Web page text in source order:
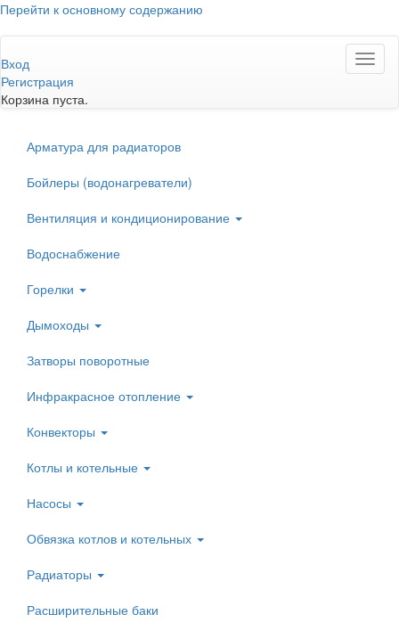
Перейти к основному содержанию
Вход
Регистрация
Корзина пуста.
Арматура для радиаторов
Бойлеры (водонагреватели)
Вентиляция и кондиционирование
Водоснабжение
Горелки
Дымоходы
Затворы поворотные
Инфракрасное отопление
Конвекторы
Котлы и котельные
Насосы
Обвязка котлов и котельных
Радиаторы
Расширительные баки